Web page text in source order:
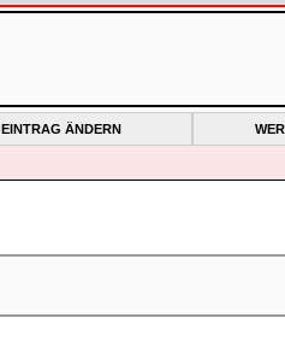
EINTRAG ÄNDERN